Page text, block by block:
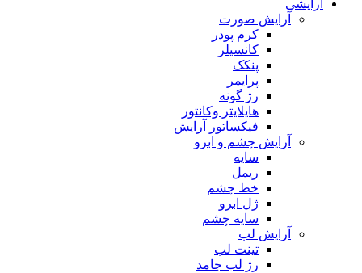
آرایشی
آرایش صورت
کرم پودر
کانسیلر
پنکک
پرایمر
رژ گونه
هایلایتر وکانتور
فیکساتور آرایش
آرایش چشم و ابرو
سایه
ریمل
خط چشم
ژل ابرو
سایه چشم
آرایش لب
تینت لب
رژ لب جامد